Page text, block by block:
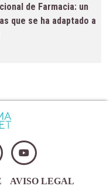
de Farmacia: un
que se ha adaptado a
AVISO LEGAL